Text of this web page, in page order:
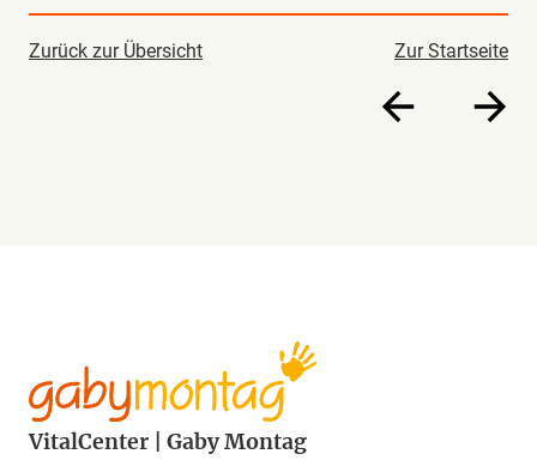
Zurück zur Übersicht Zur Startseite
VitalCenter | Gaby Montag